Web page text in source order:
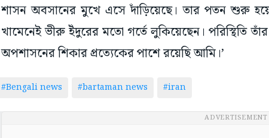
শাসন অবসানের মুখে এসে দাঁড়িয়েছে। তার পতন শুরু
খামেনেই ভীরু ইঁদুরের মতো গর্তে লুকিয়েছেন। পরিস্থিতি
অপশাসনের শিকার প্রত্যেকের পাশে রয়েছি আমি।’
#Bengali news #bartaman news #iran
ADVERTISEMENT